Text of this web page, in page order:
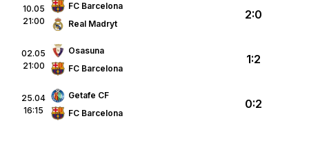
10.05
21:00
FC Barcelona
Real Madryt
2:0
02.05
21:00
Osasuna
FC Barcelona
1:2
25.04
16:15
Getafe CF
FC Barcelona
0:2